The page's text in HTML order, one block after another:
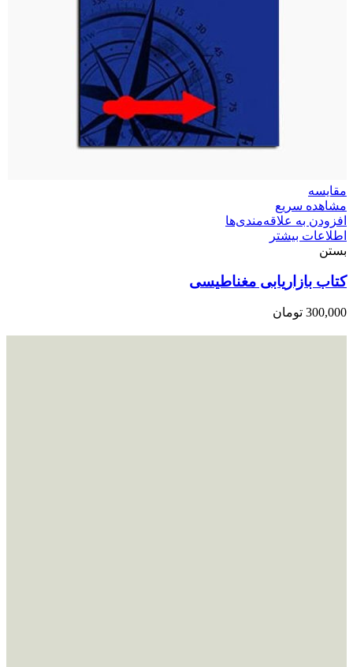
مقایسه
مشاهده سریع
افزودن به علاقه‌مندی‌ها
اطلاعات بیشتر
بستن
کتاب بازاریابی مغناطیسی
300,000 تومان